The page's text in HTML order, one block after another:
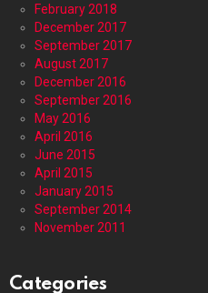
February 2018
December 2017
September 2017
August 2017
December 2016
September 2016
May 2016
April 2016
June 2015
April 2015
January 2015
September 2014
November 2011
Categories